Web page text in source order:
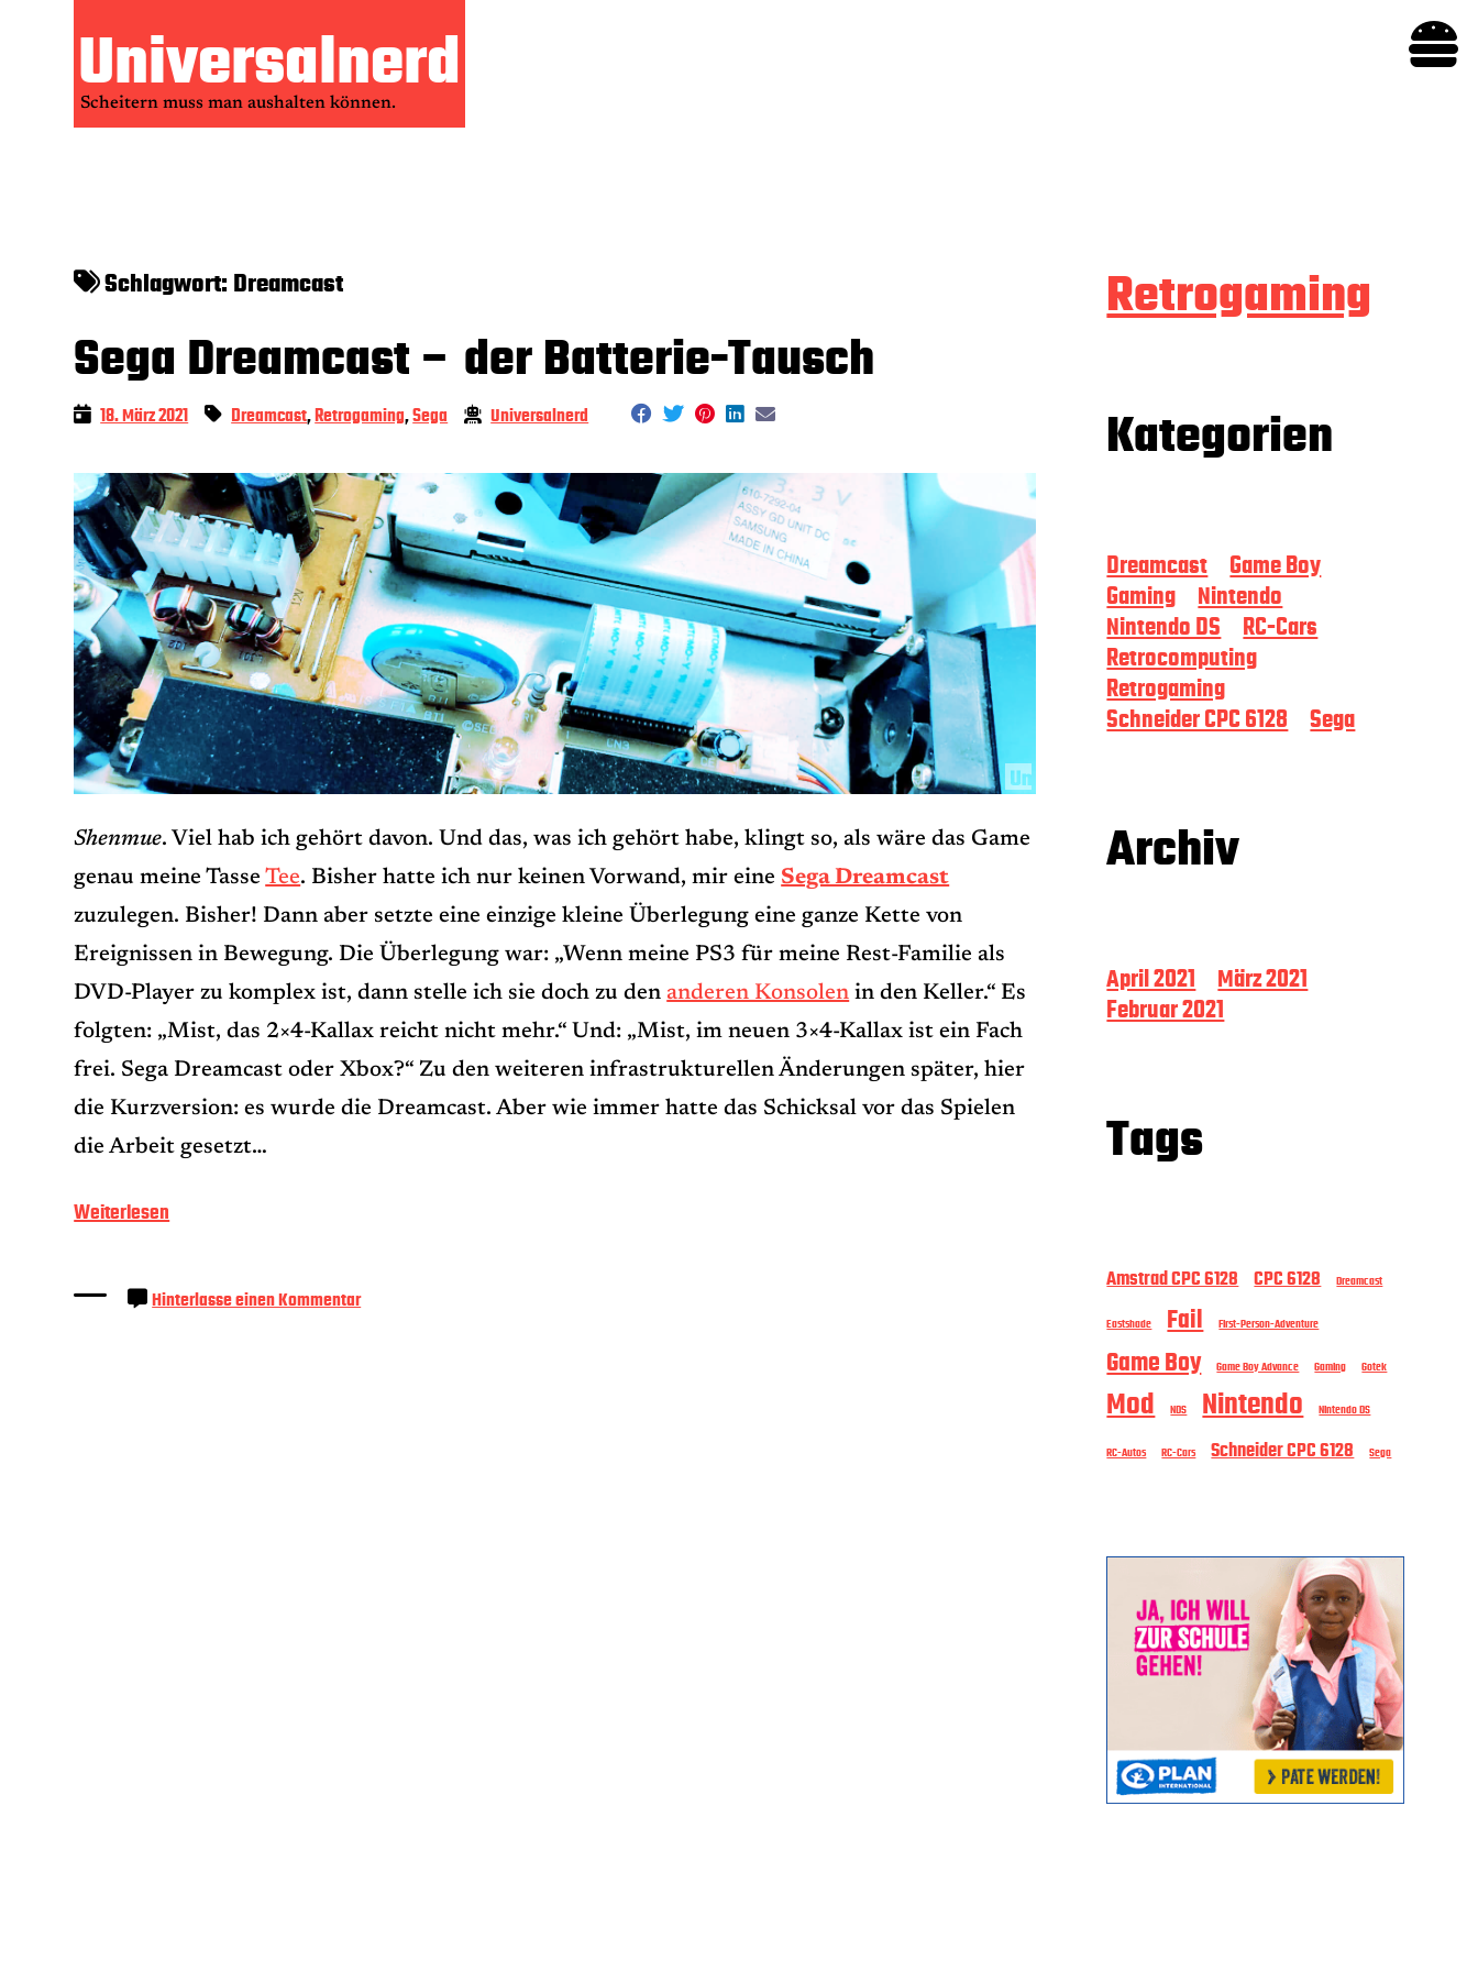
Inhalt
springen
Universalnerd
Scheitern muss man aushalten können.

Schlagwort: Dreamcast
Sega Dreamcast – der Batterie-Tausch
18. März 2021 Dreamcast, Retrogaming,Sega Universalnerd
Shenmue. Viel hab ich gehört davon. Und das, was ich gehört habe, klingt so, als wäre das Game
genau meine TasseTee. Bisher hatte ich nur keinen Vorwand, mir eine Sega Dreamcast
zuzulegen. Bisher! Dann aber setzte eine einzige kleine Überlegung eine ganze Kette von
Ereignissen in Bewegung. Die Überlegung war: „Wenn meine PS3 für meine Rest-Familie als
DVD-Player zu komplex ist, dann stelle ich sie doch zu den anderen Konsolen in den Keller.“ Es
folgten: „Mist, das 2×4-Kallax reicht nicht mehr.“ Und: „Mist, im neuen 3×4-Kallax ist ein Fach
frei. Sega Dreamcast oder Xbox?“ Zu den weiteren infrastrukturellen Änderungen später, hier
die Kurzversion: es wurde die Dreamcast. Aber wie immer hatte das Schicksal vor das Spielen
die Arbeit gesetzt…
Weiterlesen
Hinterlasse einen Kommentarzu
Retrogaming
Kategorien
Dreamcast
Game Boy
Gaming
Nintendo
Nintendo DS
RC-Cars
Retrocomputing
Retrogaming
Schneider CPC 6128
Sega
Archiv
April 2021
März 2021
Februar 2021
Tags
Amstrad CPC 6128 CPC 6128 Dreamcast
Eastshade Fail First-Person-Adventure
Game Boy Game Boy Advance Gaming Gotek
Mod NDS Nintendo Nintendo DS
RC-Autos RC-Cars Schneider CPC 6128 Sega